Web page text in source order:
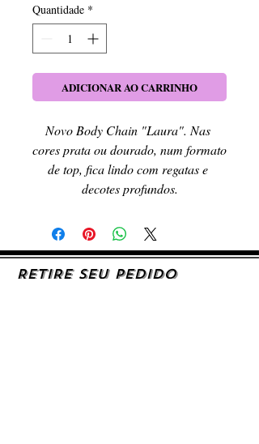
Quantidade *
ADICIONAR AO CARRINHO
Novo Body Chain "Laura". Nas
cores prata ou dourado, num formato
de top, fica lindo com regatas e
decotes profundos.
RETIRE SEU PEDIDO